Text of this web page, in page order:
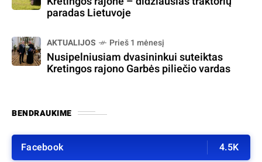
paradas Lietuvoje
AKTUALIJOS Prieš 1 mėnesį
Nusipelniusiam dvasininkui suteiktas
Kretingos rajono Garbės piliečio vardas
BENDRAUKIME
Facebook 4.5K